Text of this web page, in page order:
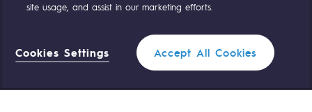
Standard Teréga 0 559 133 400
site usage, and assist in our marketing efforts.
Cookies Settings Accept All Cookies